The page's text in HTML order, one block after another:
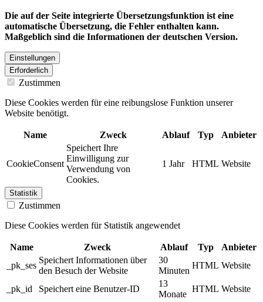
Die auf der Seite integrierte Übersetzungsfunktion ist eine
automatische Übersetzung, die Fehler enthalten kann.
Maßgeblich sind die Informationen der deutschen Version.
Einstellungen
Erforderlich
Zustimmen
Diese Cookies werden für eine reibungslose Funktion unserer
Website benötigt.
Name Zweck Ablauf Typ Anbieter
CookieConsent
Speichert Ihre
Einwilligung zur
Verwendung von
Cookies.
1 Jahr HTML Website
Statistik
Zustimmen
Diese Cookies werden für Statistik angewendet
Name Zweck Ablauf Typ
Anbieter
_pk_ses
Speichert Informationen über
den Besuch der Website
30
Minuten
HTML Website
_pk_id Speichert eine Benutzer-ID
13
Monate
HTML Website